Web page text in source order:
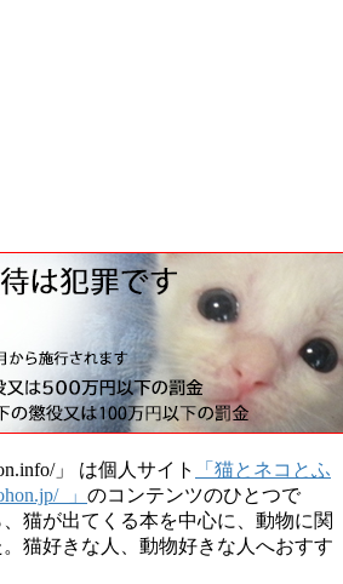
」 は個人サイト
「猫とネコとふ
」 のコンテンツのひとつで
猫が出てくる本を中心に、動物に関
猫好きな人、動物好きな人へおすす